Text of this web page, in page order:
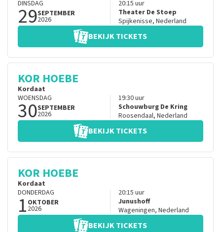
DINSDAG
29SEPTEMBER
2026
20:15 uur
Theater De Stoep
Spijkenisse, Nederland
BEKIJK TICKETS
KOR HOEBE
Kordaat
WOENSDAG
30SEPTEMBER
2026
19:30uur
Schouwburg De Kring
Roosendaal, Nederland
BEKIJK TICKETS
KOR HOEBE
Kordaat
DONDERDAG
1 OKTOBER
2026
20:15 uur
Junushoff
Wageningen, Nederland
BEKIJK TICKETS